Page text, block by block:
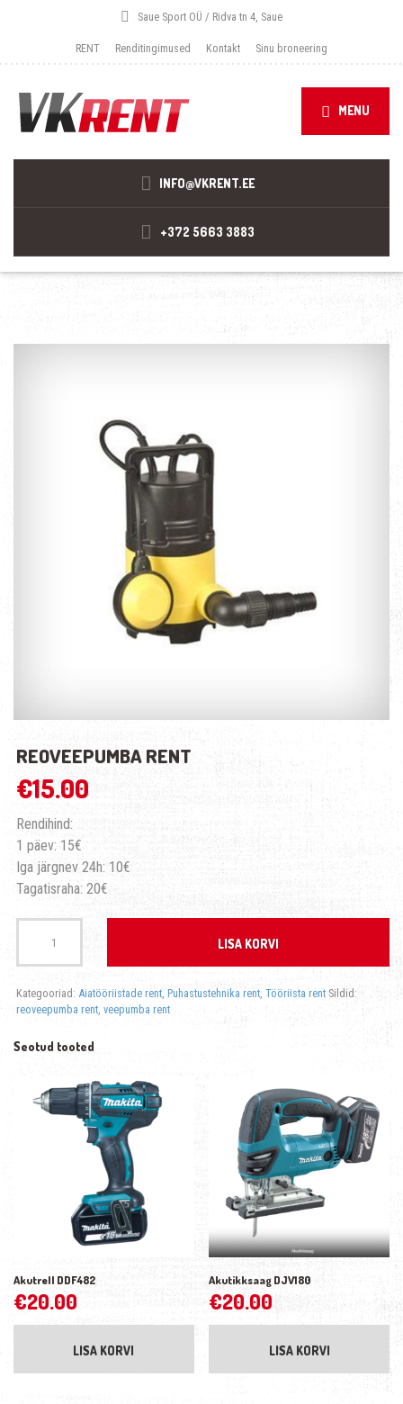
Saue Sport OÜ / Ridva tn 4, Saue
RENT Renditingimused Kontakt Sinu broneering
MENU
INFO@VKRENT.EE
+372 5663 3883
REOVEEPUMBA RENT
€15.00
Rendihind:
1 päev: 15€
Iga järgnev 24h: 10€
Tagatisraha: 20€
Kogus
LISA KORVI
Kategooriad: Aiatööriistade rent, Puhastustehnika rent, Tööriista rent Sildid:
reoveepumba rent, veepumba rent
Seotud tooted
Akutrell DDF482
€20.00
LISA KORVI
Akutikksaag DJV180
€20.00
LISA KORVI